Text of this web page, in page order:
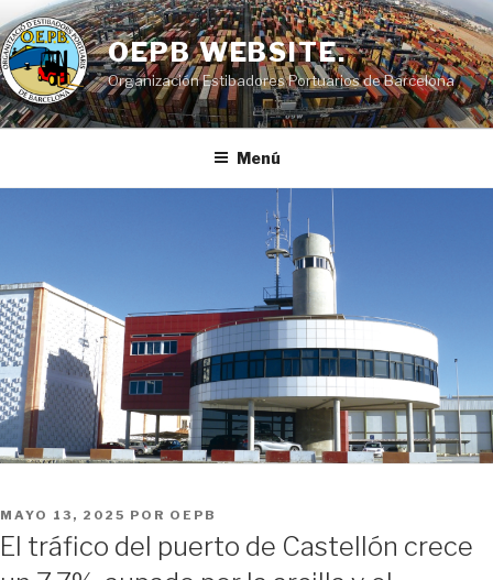
Saltar
al
contenido
OEPB WEBSITE.
Organización Estibadores Portuarios de Barcelona
Menú
PUBLICADO
EL
MAYO 13, 2025 POR OEPB
El tráfico del puerto de Castellón crece